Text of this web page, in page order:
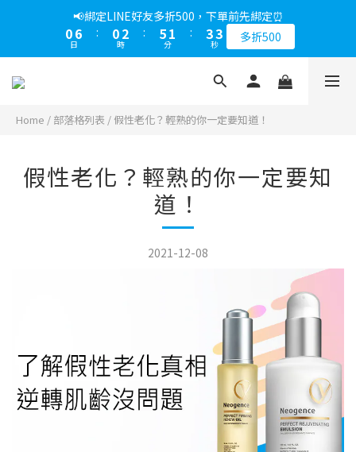
📢綁定LINE好友多折500，下單前先綁定⏰
0
7
6
5
1
日
:
1
0
3
2
1
時
:
6
5
4
0
2
1
0
分
:
4
3
2
3
2
1
0
秒 多折500
Home / 部落格列表 / 假性老化？輕熟的你一定要知道！
假性老化？輕熟的你一定要知
道！
2021-12-08